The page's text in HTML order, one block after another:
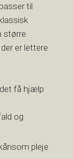
til
større
er lettere
få hjælp
og
pleje